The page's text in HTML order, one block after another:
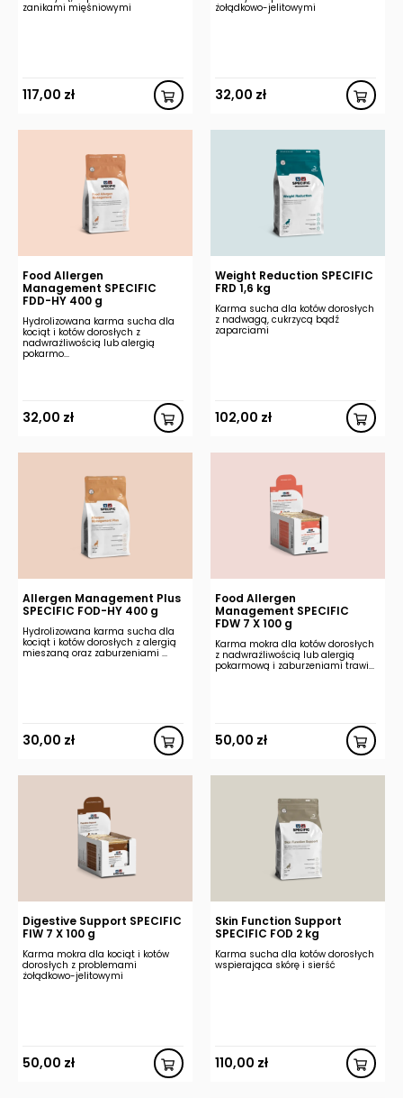
zanikami mięśniowymi
117,00 zł
żołądkowo-jelitowymi
32,00 zł
Food Allergen
Management SPECIFIC
FDD-HY 400 g
Hydrolizowana karma sucha dla
kociąt i kotów dorosłych z
nadwrażliwością lub alergią
pokarmo...
32,00 zł
Weight Reduction SPECIFIC
FRD 1,6 kg
Karma sucha dla kotów dorosłych
z nadwagą, cukrzycą bądź
zaparciami
102,00 zł
Allergen Management Plus
SPECIFIC FOD-HY 400 g
Hydrolizowana karma sucha dla
kociąt i kotów dorosłych z alergią
mieszaną oraz zaburzeniami ...
30,00 zł
Food Allergen
Management SPECIFIC
FDW 7 X 100 g
Karma mokra dla kotów dorosłych
z nadwrażliwością lub alergią
pokarmową i zaburzeniami trawi...
50,00 zł
Digestive Support SPECIFIC
FIW 7 X 100 g
Karma mokra dla kociąt i kotów
dorosłych z problemami
żołądkowo-jelitowymi
50,00 zł
Skin Function Support
SPECIFIC FOD 2 kg
Karma sucha dla kotów dorosłych
wspierająca skórę i sierść
110,00 zł